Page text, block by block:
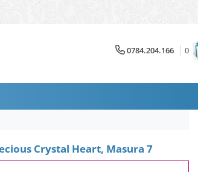
0784.204.166 0
Crystal Heart, Masura 7